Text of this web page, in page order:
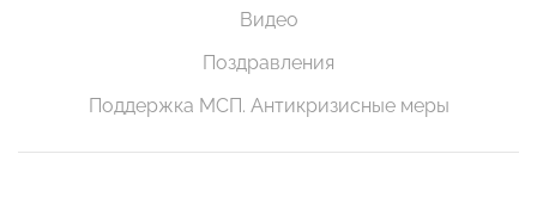
Видео
Поздравления
Поддержка МСП. Антикризисные меры